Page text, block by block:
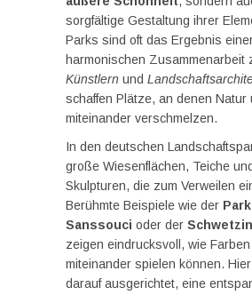
sorgfältige Gestaltung ihrer
Parks sind oft das Ergebnis
harmonischen Zusammenarbeit
Künstlern und
schaffen Plätze, an denen Natur
miteinander verschmelzen.
In den deutschen
große Wiesenflächen, Teiche
Skulpturen, die zum Verweilen
Berühmte Beispiele wie der
Sanssouci oder der
zeigen eindrucksvoll, wie
miteinander spielen können.
darauf ausgerichtet, eine